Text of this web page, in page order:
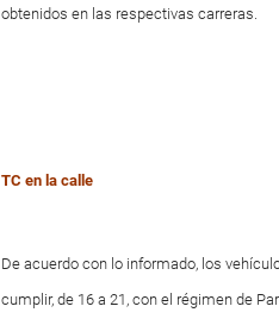
obtenidos en las respectivas carreras.
TC en la calle
De acuerdo con lo informado, los
cumplir, de 16 a 21, con el régimen de